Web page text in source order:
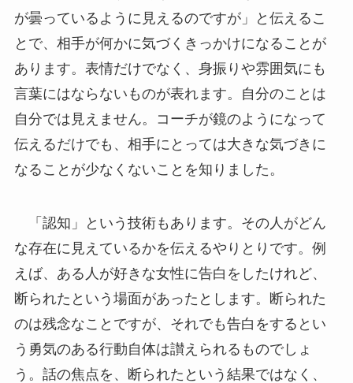
が曇っているように見えるのですが」と伝えるこ
とで、相手が何かに気づくきっかけになることが
あります。表情だけでなく、身振りや雰囲気にも
言葉にはならないものが表れます。自分のことは
自分では見えません。コーチが鏡のようになって
伝えるだけでも、相手にとっては大きな気づきに
なることが少なくないことを知りました。
「認知」という技術もあります。その人がどん
な存在に見えているかを伝えるやりとりです。例
えば、ある人が好きな女性に告白をしたけれど、
断られたという場面があったとします。断られた
のは残念なことですが、それでも告白をするとい
う勇気のある行動自体は讃えられるものでしょ
う。話の焦点を、断られたという結果ではなく、